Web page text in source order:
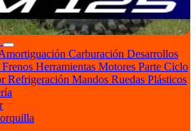
Carburación Desarrollos
Frenos Herramientas Motores Parte Ciclo
Refrigeración Mandos Ruedas Plásticos